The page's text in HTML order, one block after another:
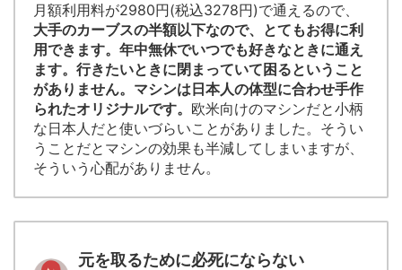
月額利用料が2980円(税込3278円)で通えるので、
大手のカーブスの半額以下なので、とてもお得に利
用できます。年中無休でいつでも好きなときに通え
ます。行きたいときに閉まっていて困るということ
がありません。マシンは日本人の体型に合わせ手作
られたオリジナルです。 欧米向けのマシンだと小柄
な日本人だと使いづらいことがありました。そうい
うことだとマシンの効果も半減してしまいますが、
そういう心配がありません。
元を取るために必死にならない